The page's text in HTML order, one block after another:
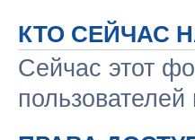
КТО СЕЙЧАС
Сейчас этот
пользователей